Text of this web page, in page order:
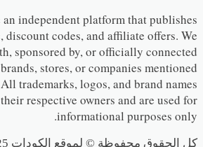
independent platform that publishes
discount codes, and affiliate offers. We
sponsored by, or officially connected
stores, or companies mentioned
trademarks, logos, and brand names
respective owners and are used for
informational purposes only.
كل الحقوق محفوظة © لموقع الكودات 2025